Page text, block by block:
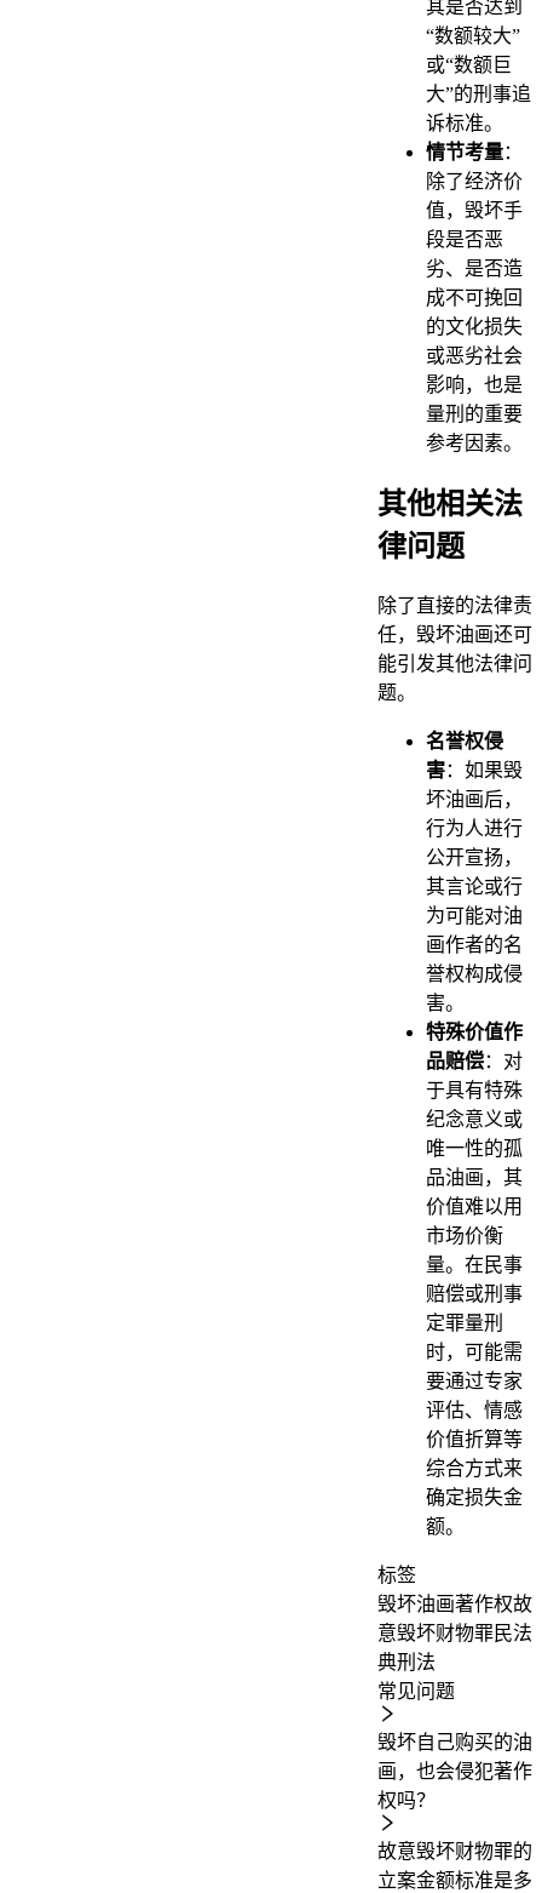
其是否达到
“数额较大”
或“数额巨
大”的刑事追
诉标准。
情节考量：
除了经济价
值，毁坏手
段是否恶
劣、是否造
成不可挽回
的文化损失
或恶劣社会
影响，也是
量刑的重要
参考因素。
其他相关法
律问题
除了直接的法律责
任，毁坏油画还可
能引发其他法律问
题。
名誉权侵
害：如果毁
坏油画后，
行为人进行
公开宣扬，
其言论或行
为可能对油
画作者的名
誉权构成侵
害。
特殊价值作
品赔偿：对
于具有特殊
纪念意义或
唯一性的孤
品油画，其
价值难以用
市场价衡
量。在民事
赔偿或刑事
定罪量刑
时，可能需
要通过专家
评估、情感
价值折算等
综合方式来
确定损失金
额。
标签
毁坏油画著作权故
意毁坏财物罪民法
典刑法
常见问题
毁坏自己购买的油
画，也会侵犯著作
权吗？
故意毁坏财物罪的
立案金额标准是多